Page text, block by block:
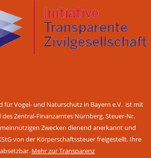
für Vogel- und Naturschutz in Bayern e.V. ist mit
des Zentral-Finanzamtes Nürnberg, Steuer-Nr.
Zwecken dienend anerkannt und
von der Körperschaftssteuer freigestellt. Ihre
Mehr zur Transparenz